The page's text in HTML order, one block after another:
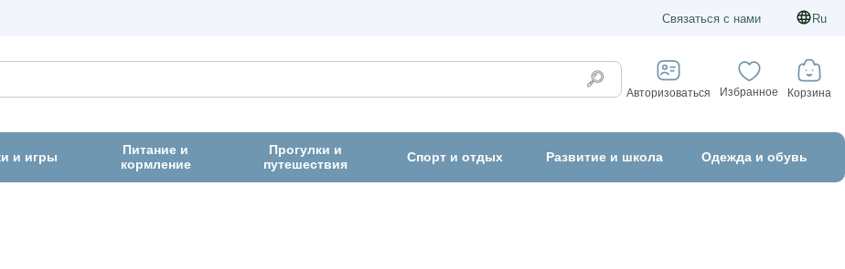
Связаться с нами Ru
Авторизоваться Избранное Корзина
и игры
Питание и
кормление
Прогулки и
путешествия
Спорт и отдых Развитие и школа Одежда и обувь